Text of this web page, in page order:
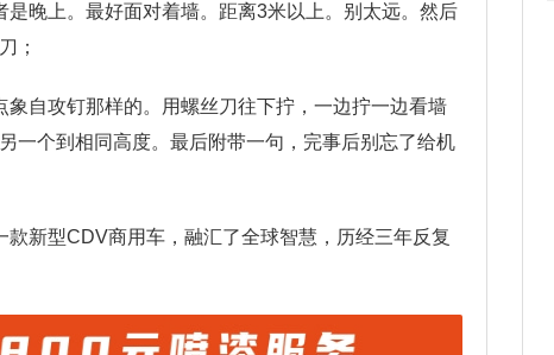
晚上。最好面对着墙。距离3米以上。别太远。然后
；
自攻钉那样的。用螺丝刀往下拧，一边拧一边看墙
一个到相同高度。最后附带一句，完事后别忘了给机
新型CDV商用车，融汇了全球智慧，历经三年反复